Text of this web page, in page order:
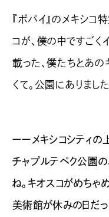
『ポパイ』のメキシ
コが、僕の中ですごく
載った、僕たちとあ
くて。公園にありまし
ーーメキシコシティの
チャプルテペク公園
ね。キオスコがめちゃ
美術館が休みの日だっ